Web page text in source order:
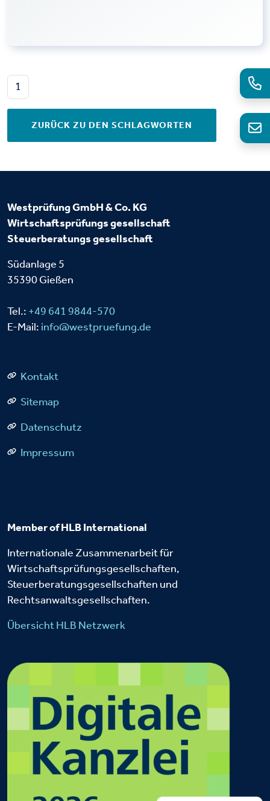
1
ZURÜCK ZU DEN SCHLAGWORTEN
Westprüfung GmbH & Co. KG
Wirtschaftsprüfungsgesellschaft
Steuerberatungsgesellschaft
Südanlage 5
35390 Gießen
Tel.: +49 641 9844-570
E-Mail: info@westpruefung.de
Kontakt
Sitemap
Datenschutz
Impressum
Member of HLB International
Internationale Zusammenarbeit für
Wirtschaftsprüfungsgesellschaften,
Steuerberatungsgesellschaften und
Rechtsanwaltsgesellschaften.
Übersicht HLB Netzwerk